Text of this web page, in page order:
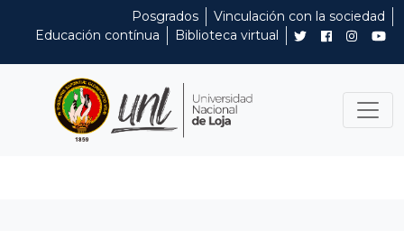
Posgrados
Vinculación con la sociedad
Educación contínua
Biblioteca virtual